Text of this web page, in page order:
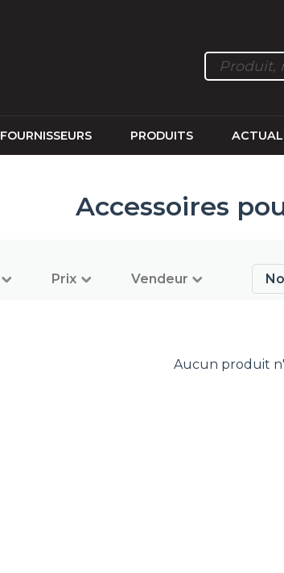
FOURNISSEURS PRODUITS
Accessoires
Prix Vendeur
Aucun produit